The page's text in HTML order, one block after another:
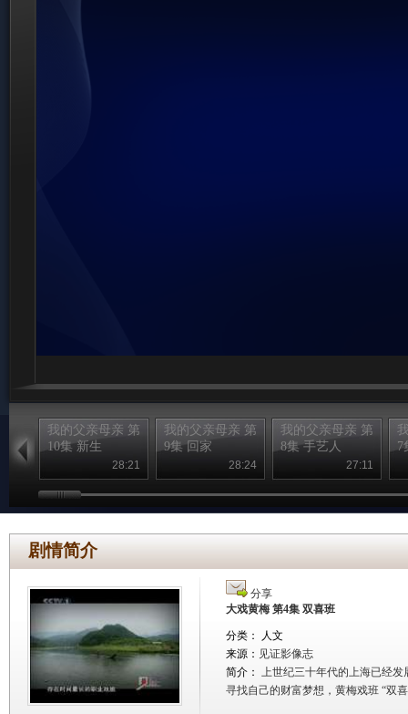
我的父亲母亲 第
10集 新生
28:21
我的父亲母亲 第
9集 回家
28:24
我的父亲母亲 第
8集 手艺人
27:11
7
剧情简介
分享
大戏黄梅 第4集 双喜班
分类： 人文
来源： 见证影像志
简介： 上世纪三十年代的上海已经发
寻找自己的财富梦想，黄梅戏班 “双